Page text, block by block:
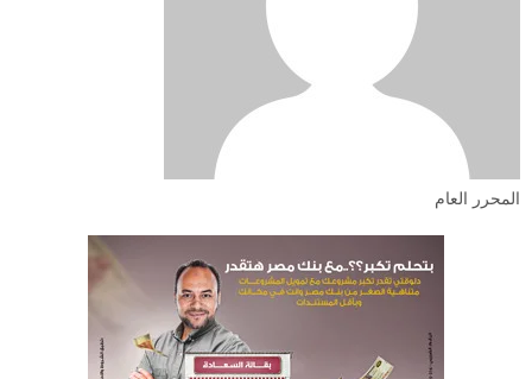
المحرر العام